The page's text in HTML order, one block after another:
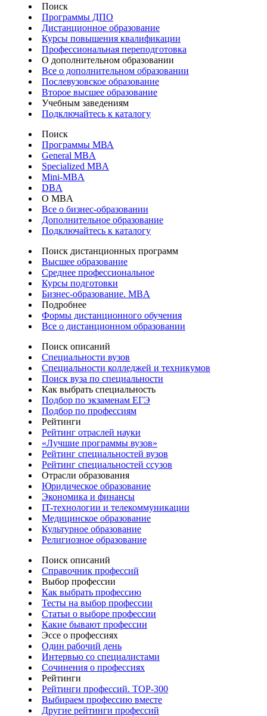
Поиск
Программы ДПО
Дистанционное образование
Курсы повышения квалификации
Профессиональная переподготовка
О дополнительном образовании
Все о дополнительном образовании
Послевузовское образование
Второе высшее образование
Учебным заведениям
Подключайтесь к каталогу
Поиск
Программы МВА
General MBA
Specialized MBA
Mini-MBA
DBA
О MBA
Все о бизнес-образовании
Дополнительное образование
Подключайтесь к каталогу
Поиск дистанционных программ
Высшее образование
Среднее профессиональное
Курсы подготовки
Бизнес-образование. MBA
Подробнее
Формы дистанционного обучения
Все о дистанционном образовании
Поиск описаний
Специальности вузов
Специальности колледжей и техникумов
Поиск вуза по специальности
Как выбрать специальность
Подбор по экзаменам ЕГЭ
Подбор по профессиям
Рейтинги
Рейтинг отраслей науки
«Лучшие программы вузов»
Рейтинг специальностей вузов
Рейтинг специальностей ссузов
Отрасли образования
Юридическое образование
Экономика и финансы
IT-технологии и телекоммуникации
Медицинское образование
Культурное образование
Религиозное образование
Поиск описаний
Справочник профессий
Выбор профессии
Как выбрать профессию
Тесты на выбор профессии
Статьи о выборе профессии
Какие бывают профессии
Эссе о профессиях
Один рабочий день
Интервью со специалистами
Сочинения о профессиях
Рейтинги
Рейтинги профессий. TOP-300
Выбираем профессию вместе
Другие рейтинги профессий